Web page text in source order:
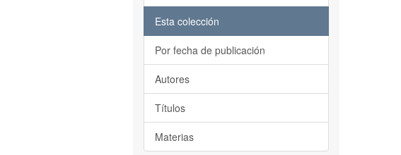
Esta colección
Por fecha de publicación
Autores
Títulos
Materias